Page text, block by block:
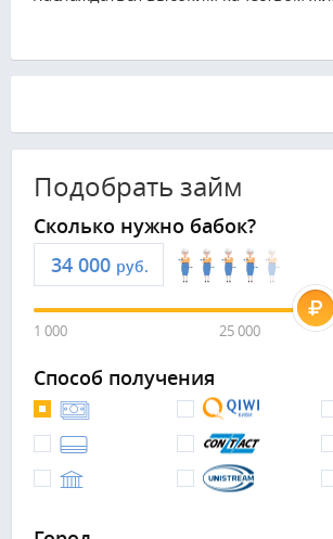
Подобрать займ
Сколько нужно бабок?
руб.
1 000 25 000
Способ получения